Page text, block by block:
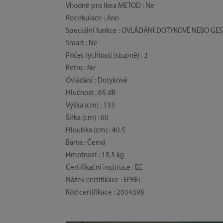
Vhodné pro Ikea METOD : Ne
Recirkulace : Ano
Speciální funkce : OVLÁDÁNÍ DOTYKOVÉ NEBO
Smart : Ne
Počet rychlostí (stupně) : 3
Retro : Ne
Ovládání : Dotykové
Hlučnost : 65 dB
Výška (cm) : 133
Šířka (cm) : 60
Hloubka (cm) : 40.5
Barva : Černá
Hmotnost : 15,3 kg
Certifikační instituce : EC
Název certifikace : EPREL
Kód certifikace : 2034398